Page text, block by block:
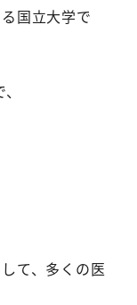
国立大学で
て、多くの医